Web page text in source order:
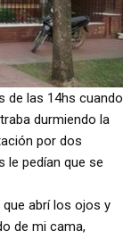
de las 14hs cuando
durmiendo la
por dos
le pedían que se
abrí los ojos y
de mi cama,